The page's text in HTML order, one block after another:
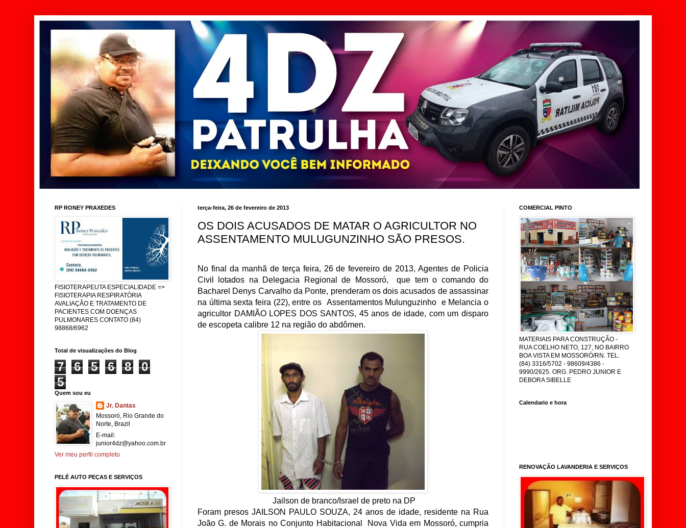
terça-feira, 26 de fevereiro de 2013
OS DOIS ACUSADOS DE MATAR O AGRICULTOR NO
ASSENTAMENTO MULUGUNZINHO SÃO PRESOS.
No final da manhã de terça feira, 26 de fevereiro de 2013, Agentes de Policia
Civil lotados na Delegacia Regional de Mossoró, que tem o comando do
Bacharel Denys Carvalho da Ponte, prenderam os dois acusados de assassinar
na última sexta feira (22), entre os Assentamentos Mulunguzinho e Melancia o
agricultor DAMIÃO LOPES DOS SANTOS, 45 anos de idade, com um disparo
de escopeta calibre 12 na região do abdômen.
Jailson de branco/Israel de preto na DP
Foram presos JAILSON PAULO SOUZA, 24 anos de idade, residente na Rua
João G. de Morais no Conjunto Habitacional Nova Vida em Mossoró, cumpria
RP RONEY PRAXEDES
FISIOTERAPEUTA ESPECIALIDADE =>
FISIOTERAPIA RESPIRATÓRIA
AVALIAÇÃO E TRATAMENTO DE
PACIENTES COM DOENÇAS
PULMONARES CONTATO (84)
98868/6962
Total de visualizações do Blog
7 6 5 6 8
0
5
Quem sou eu
Jr. Dantas
Mossoró, Rio Grande do
Norte, Brazil
E-mail:
junior4dz@yahoo.com.br
Ver meu perfil completo
PELÉ AUTO PEÇAS E SERVIÇOS
COMERCIAL PINTO
MATERIAIS PARA CONSTRUÇÃO -
RUA COELHO NETO, 127, NO BAIRRO
BOA VISTA EM MOSSORÓ/RN. TEL.
(84) 3316/5702 - 98609/4386 -
9990/2625. ORG. PEDRO JUNIOR E
DEBORA SIBELLE
Calendario e hora
RENOVAÇÃO LAVANDERIA E SERVIÇOS